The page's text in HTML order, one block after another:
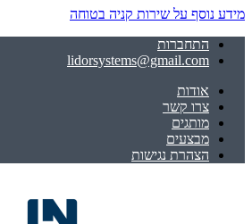
מידע נוסף על שירות קניה בטוחה
התחברות
lidorsystems@gmail.com
אודות
צרו קשר
מותגים
מבצעים
הצהרת נגישות